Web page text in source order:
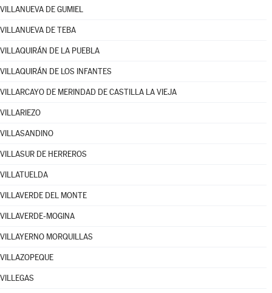
VILLANUEVA DE GUMIEL
VILLANUEVA DE TEBA
VILLAQUIRÁN DE LA PUEBLA
VILLAQUIRÁN DE LOS INFANTES
VILLARCAYO DE MERINDAD DE CASTILLA LA VIEJA
VILLARIEZO
VILLASANDINO
VILLASUR DE HERREROS
VILLATUELDA
VILLAVERDE DEL MONTE
VILLAVERDE-MOGINA
VILLAYERNO MORQUILLAS
VILLAZOPEQUE
VILLEGAS